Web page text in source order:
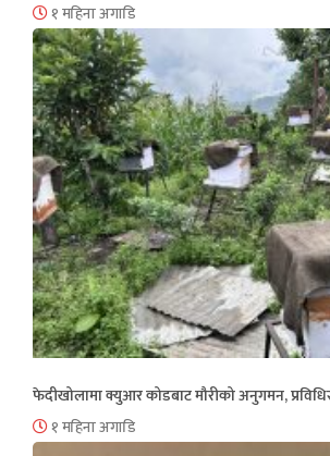
१ महिना अगाडि
फेदीखोलामा क्युआर कोडबाट मौरीको अनुगमन,
१ महिना अगाडि